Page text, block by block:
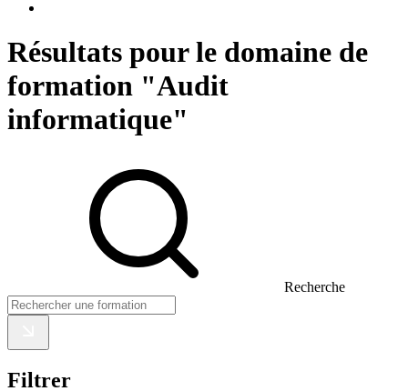
Résultats pour le domaine de
formation "Audit
informatique"
Recherche
Filtrer